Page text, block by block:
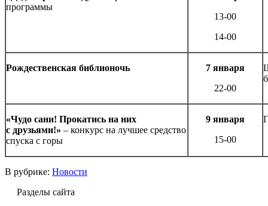
программы
13-00
14-00
Рождественская библионочь
7 января
22-00
«Чудо сани! Прокатись на них
с друзьями!» – конкурс на лучшее средство
спуска с горы
9 января
15-00
В рубрике: Новости
Разделы сайта